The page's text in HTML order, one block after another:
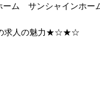
ーム サンシャインホー
求人の魅力★☆★☆